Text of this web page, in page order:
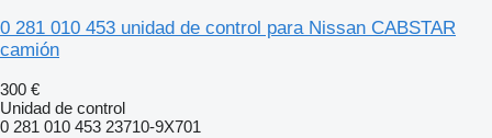
0 281 010 453 unidad de control para Nissan CABSTAR
camión
300 €
Unidad de control
0 281 010 453 23710-9X701